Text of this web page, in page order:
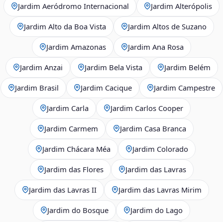
Jardim Aeródromo Internacional Jardim Alterópolis
Jardim Alto da Boa Vista Jardim Altos de Suzano
Jardim Amazonas Jardim Ana Rosa
Jardim Anzai Jardim Bela Vista Jardim Belém
Jardim Brasil Jardim Cacique Jardim Campestre
Jardim Carla Jardim Carlos Cooper
Jardim Carmem Jardim Casa Branca
Jardim Chácara Méa Jardim Colorado
Jardim das Flores Jardim das Lavras
Jardim das Lavras II Jardim das Lavras Mirim
Jardim do Bosque Jardim do Lago